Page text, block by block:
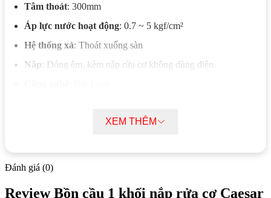
Tâm thoát: 300mm
Áp lực nước hoạt động: 0.7 ~ 5 kgf/cm²
Hệ thống xả: Thoát xuống sàn
Nắp: Đóng êm, kèm nắp rửa cơ không dùng điện
TAF060
XEM THÊM
Đánh giá (0)
Review Bồn cầu 1 khối nắp rửa cơ Caesar